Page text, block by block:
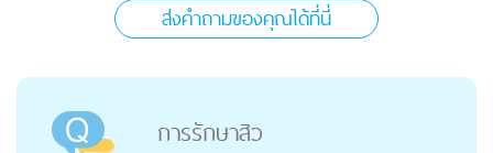
ส่งคำถามของคุณได้ที่นี่
การรักษาสิว